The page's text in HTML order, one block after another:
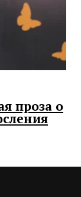
проза о